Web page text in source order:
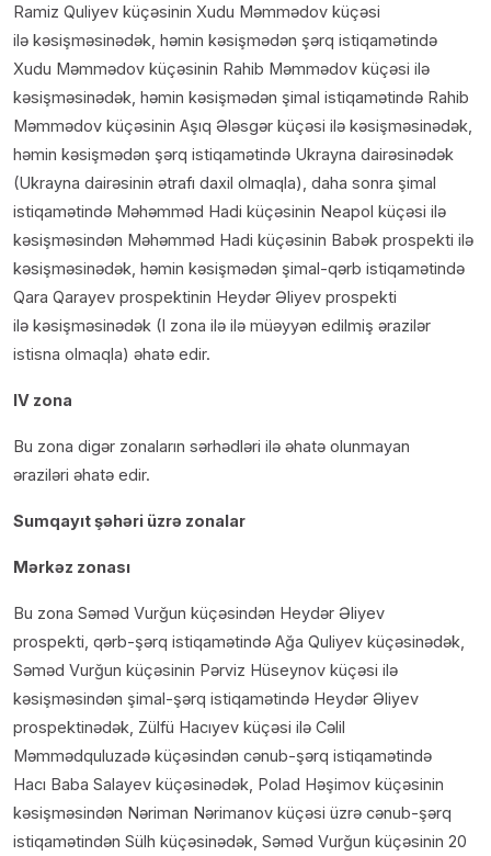
Ramiz Quliyev küçəsinin Xudu Məmmədov küçəsi
ilə kəsişməsinədək, həmin kəsişmədən şərq istiqamətində
Xudu Məmmədov küçəsinin Rahib Məmmədov küçəsi ilə
kəsişməsinədək, həmin kəsişmədən şimal istiqamətində Rahib
Məmmədov küçəsinin Aşıq Ələsgər küçəsi ilə kəsişməsinədək,
həmin kəsişmədən şərq istiqamətində Ukrayna dairəsinədək
(Ukrayna dairəsinin ətrafı daxil olmaqla), daha sonra şimal
istiqamətində Məhəmməd Hadi küçəsinin Neapol küçəsi ilə
kəsişməsindən Məhəmməd Hadi küçəsinin Babək prospekti ilə
kəsişməsinədək, həmin kəsişmədən şimal-qərb istiqamətində
Qara Qarayev prospektinin Heydər Əliyev prospekti
ilə kəsişməsinədək (I zona ilə ilə müəyyən edilmiş ərazilər
istisna olmaqla) əhatə edir.
IV zona
Bu zona digər zonaların sərhədləri ilə əhatə olunmayan
əraziləri əhatə edir.
Sumqayıt şəhəri üzrə zonalar
Mərkəz zonası
Bu zona Səməd Vurğun küçəsindən Heydər Əliyev
prospekti, qərb-şərq istiqamətində Ağa Quliyev küçəsinədək,
Səməd Vurğun küçəsinin Pərviz Hüseynov küçəsi ilə
kəsişməsindən şimal-şərq istiqamətində Heydər Əliyev
prospektinədək, Zülfü Hacıyev küçəsi ilə Cəlil
Məmmədquluzadə küçəsindən cənub-şərq istiqamətində
Hacı Baba Salayev küçəsinədək, Polad Həşimov küçəsinin
kəsişməsindən Nəriman Nərimanov küçəsi üzrə cənub-şərq
istiqamətindən Sülh küçəsinədək, Səməd Vurğun küçəsinin 20